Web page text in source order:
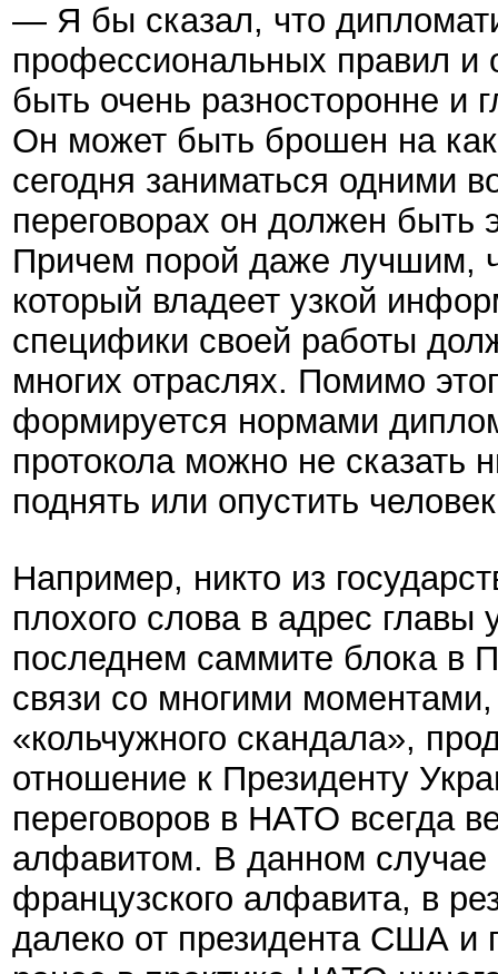
— Я бы сказал, что
профессиональных правил
быть очень разносторонне и
Он может быть брошен на
сегодня заниматься одними
переговорах он должен быть
Причем порой даже лучшим,
который владеет узкой
специфики своей работы
многих отраслях. Помимо
формируется нормами
протокола можно не сказать
поднять или опустить
Например, никто из
плохого слова в адрес главы
последнем саммите блока в
связи со многими моментами,
«кольчужного скандала»,
отношение к Президенту
переговоров в НАТО всегда
алфавитом. В данном случае
французского алфавита, в
далеко от президента США и